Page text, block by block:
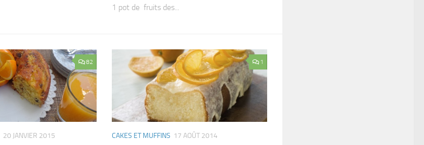
1 pot de fruits des...
82
20 JANVIER 2015
1
CAKES ET MUFFINS 17 AOÛT 2014